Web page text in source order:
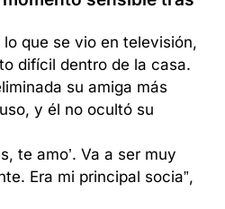
que se vio en televisión,
difícil dentro de la casa.
su amiga más
y él no ocultó su
te amo’. Va a ser muy
Era mi principal socia”,